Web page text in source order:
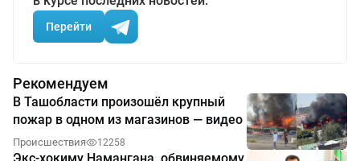
Перейти
Рекомендуем
В Ташобласти произошёл крупный
пожар в одном из магазинов — видео
Происшествия 12258